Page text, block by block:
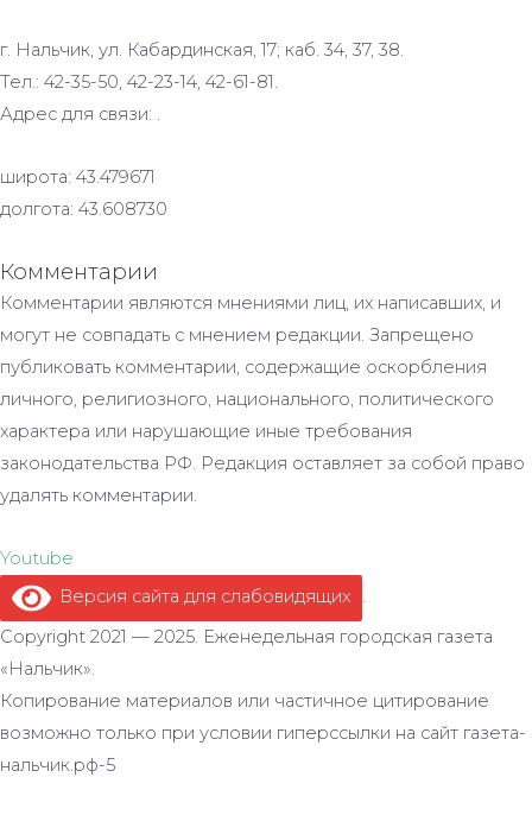
г. Нальчик, ул. Кабардинская, 17; каб. 34, 37, 38.
Тел.: 42-35-50, 42-23-14, 42-61-81.
Адрес для связи: .
широта: 43.479671
долгота: 43.608730
Комментарии
Комментарии являются мнениями лиц, их написавших, и
могут не совпадать с мнением редакции. Запрещено
публиковать комментарии, содержащие оскорбления
личного, религиозного, национального, политического
характера или нарушающие иные требования
законодательства РФ. Редакция оставляет за собой право
удалять комментарии.
Youtube
Версия сайта для слабовидящих
.
Copyright 2021 — 2025. Еженедельная городская газета
«Нальчик».
Копирование материалов или частичное цитирование
возможно только при условии гиперссылки на сайт газета-
нальчик.рф-5